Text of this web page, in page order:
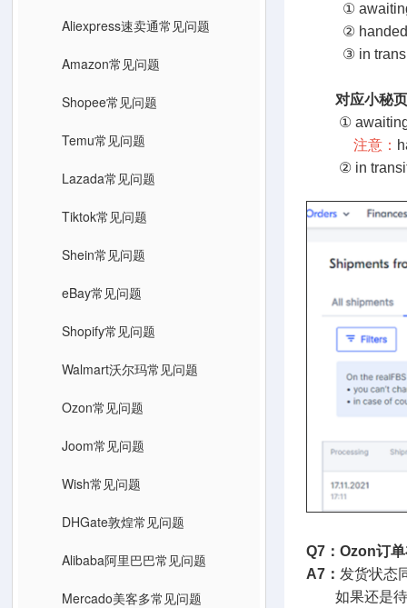
Aliexpress速卖通常见问题
Amazon常见问题
Shopee常见问题
Temu常见问题
Lazada常见问题
Tiktok常见问题
Shein常见问题
eBay常见问题
Shopify常见问题
Walmart沃尔玛常见问题
Ozon常见问题
Joom常见问题
Wish常见问题
DHGate敦煌常见问题
Alibaba阿里巴巴常见问题
Mercado美客多常见问题
① awaiting
② handed
③ in
对应小秘
① awaiting
注意：
② in transit
Q7：Ozon订
A7： 发货状态
如果还是待